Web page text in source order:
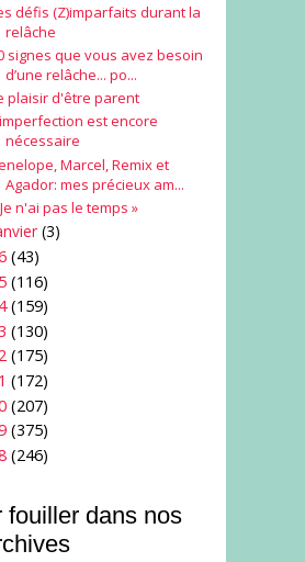
défis (Z)imparfaits durant la
relâche
signes que vous avez besoin
d’une relâche... po...
plaisir d'être parent
est encore
nécessaire
Marcel, Remix et
Agador: mes précieux am...
n'ai pas le temps »
(3)
(43)
(116)
(159)
(130)
(175)
(172)
(207)
(375)
(246)
fouiller dans nos